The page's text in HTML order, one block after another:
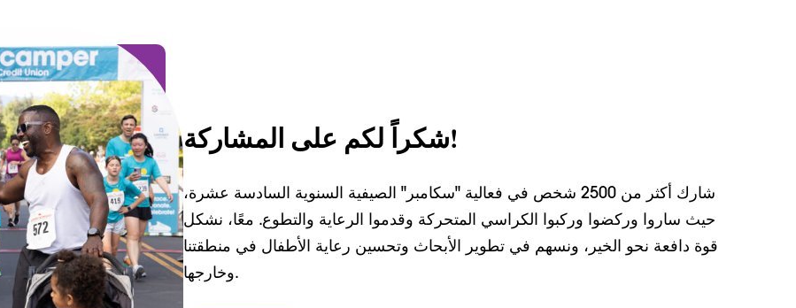
شكراً لكم على المشاركة!
شارك أكثر من 2500 شخص في فعالية "سكامبر" الصيفية السنوية السادسة عشرة،
حيث ساروا وركضوا وركبوا الكراسي المتحركة وقدموا الرعاية والتطوع. معًا، نشكل
قوة دافعة نحو الخير، ونسهم في تطوير الأبحاث وتحسين رعاية الأطفال في منطقتنا
وخارجها.